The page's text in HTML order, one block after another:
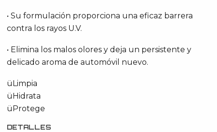
• Su formulación proporciona una eficaz barrera
contra los rayos U.V.
• Elimina los malos olores y deja un persistente y
delicado aroma de automóvil nuevo.
üLimpia
üHidrata
üProtege
DETALLES